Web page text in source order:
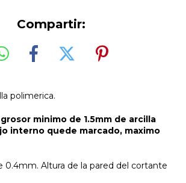
Compartir:
polimerica.
minimo de 1.5mm de arcilla
interno quede marcado, maximo
0.4mm. Altura de la pared del cortante